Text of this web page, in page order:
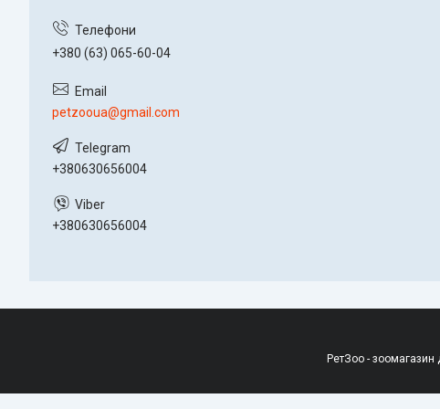
+380 (63) 065-60-04
petzooua@gmail.com
+380630656004
+380630656004